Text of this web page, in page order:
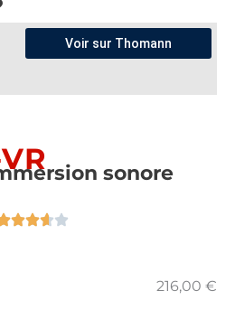
Voir sur Thomann
sonore
216,00 €